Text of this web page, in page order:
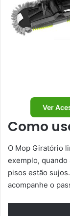
Ver
Como
O Mop Giratório
exemplo,
pisos estão
acompanhe o